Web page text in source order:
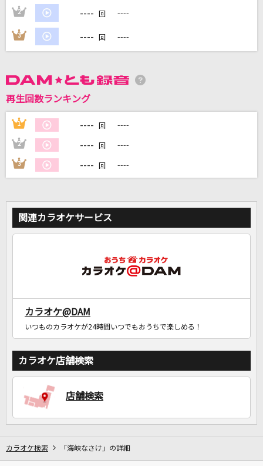
もっと見る
DAMに会員登録・ログインして
自宅でカラオケ歌い放題！
家族や友達と一緒に！練習にも！
2 ---- 回 ----
3 ---- 回 ----
再生回数ランキング
1 ---- 回 ----
2 ---- 回 ----
3 ---- 回 ----
関連カラオケサービス
カラオケ@DAM
いつものカラオケが24時間いつでもおうちで楽しめる！
カラオケ店舗検索
店舗検索
カラオケ検索 「海峡なさけ」の詳細